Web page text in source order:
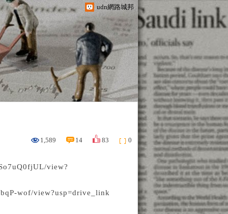
udn網路城邦
1,589 14 83 0
view?
wof/view?usp=drive_link